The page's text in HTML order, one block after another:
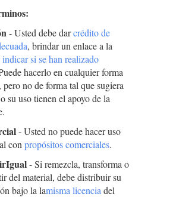
- Usted debe darcrédito de
, brindar un enlace a la
indicar si se han realizado
hacerlo en cualquier forma
pero no de forma tal que sugiera
su uso tienen el apoyo de la
- Usted no puede hacer uso
conpropósitos comerciales.
- Si remezcla, transforma o
del material, debe distribuir su
bajo la lamisma licencia del